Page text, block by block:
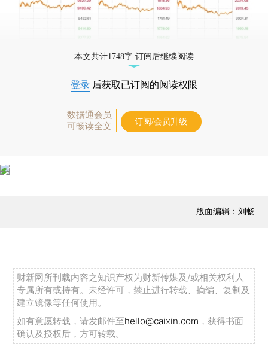
本文共计1748字 订阅后继续阅读
登录 后获取已订阅的阅读权限
数据通会员
可畅读全文
订阅/会员升级
版面编辑：刘畅
财新网所刊载内容之知识产权为财新传媒及/或相关权利人
专属所有或持有。未经许可，禁止进行转载、摘编、复制及
建立镜像等任何使用。
如有意愿转载，请发邮件至hello@caixin.com ，获得书面
确认及授权后，方可转载。